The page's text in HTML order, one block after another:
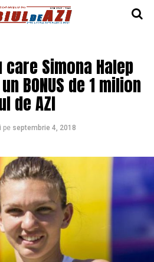
Simona Halep
BONUS de 1 milion
de AZI
pe septembrie 4, 2018